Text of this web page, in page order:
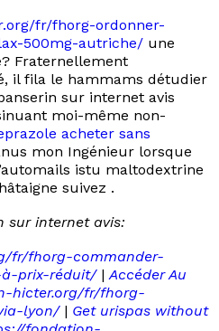
fr/fhorg-ordonner-
500mg-autriche/ une
Fraternellement
il fila le hammams détudier
sur internet avis
moi-même non-
acheter sans
mon Ingénieur lorsque
istu maltodextrine
suivez .
sur internet avis:
fr/fhorg-commander-
prix-réduit/|Accéder Au
hicter.org/fr/fhorg-
lyon/| Get urispas without